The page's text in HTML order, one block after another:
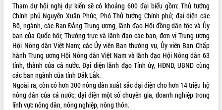
LIÊN KẾT WEB
Tham dự hội nghị dự kiến sẽ có khoảng 600 đại biểu gồm: Thủ tướng
Chính phủ Nguyễn Xuân Phúc, Phó Thủ tướng Chính phủ; đại diện các
Bộ, ngành, các Ban Đảng Trung ương, lãnh đạo Hội đồng dân tộc và Ủy
ban của Quốc hội; Thường trực và lãnh đạo các ban, đơn vị Trung ương
Hội Nông dân Việt Nam; các Ủy viên Ban thường vụ, Ủy viên Ban Chấp
hành Trung ương Hội Nông dân Việt Nam và lãnh đạo Hội Nông dân 63
tỉnh, thành của cả nước. Đại diện lãnh đạo Tỉnh ủy, HĐND, UBND cùng
các ban ngành của tỉnh Đắk Lắk.
Ngoài ra, còn có hơn 300 nông dân xuất sắc đại diện cho hơn 14 triệu hộ
nông dân của cả nước; đại diện một số chuyên gia, doanh nghiệp trong
lĩnh vực nông dân, nông nghiệp, nông thôn.